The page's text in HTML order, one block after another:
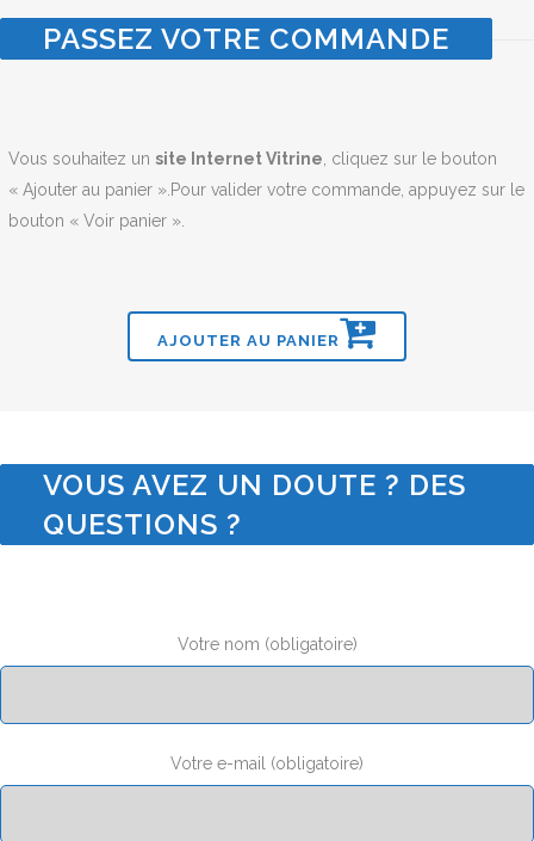
PASSEZ VOTRE COMMANDE
Vous souhaitez un site Internet Vitrine, cliquez sur le bouton
« Ajouter au panier ».Pour valider votre commande, appuyez sur le
bouton « Voir panier ».
AJOUTER AU PANIER
VOUS AVEZ UN DOUTE ? DES
QUESTIONS ?
Votre nom (obligatoire)
Votre e-mail (obligatoire)